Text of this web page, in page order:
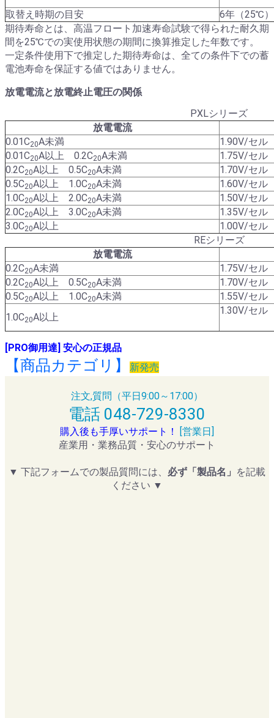
取替え時期の目安
6年（25℃）
期待寿命とは、高温フロート加速寿命試験で得られた耐久期
間を25℃での実使用状態の期間に換算推定した年数です。
一定条件使用下で推定した期待寿命は、全ての条件下での蓄
電池寿命を保証する値ではありません。
放電電流と放電終止電圧の関係
PXLシリーズ
放電電流
0.01C20A未満
1.90V/セル
0.01C20A以上 0.2C20A未満
1.75V/セル
0.2C20A以上 0.5C20A未満
1.70V/セル
0.5C20A以上 1.0C20A未満
1.60V/セル
1.0C20A以上 2.0C20A未満
1.50V/セル
2.0C20A以上 3.0C20A未満
1.35V/セル
3.0C20A以上
1.00V/セル
REシリーズ
放電電流
0.2C20A未満
1.75V/セル
0.2C20A以上 0.5C20A未満
1.70V/セル
0.5C20A以上 1.0C20A未満
1.55V/セル
1.0C20A以上
1.30V/セル
[PRO御用達] 安心の正規品
【商品カテゴリ】 新発売
注文,質問（平日9:00～17:00）
電話 048-729-8330
購入後も手厚いサポート！
[営業日]
産業用・業務品質・安心のサポート
▼ 下記フォームでの製品質問には、 必ず「製品名」 を記載
ください ▼